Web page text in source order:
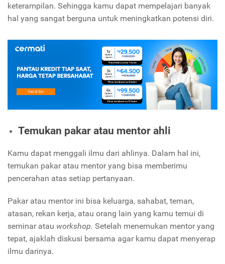
keterampilan. Sehingga kamu dapat mempelajari banyak
hal yang sangat berguna untuk meningkatkan potensi diri.
Temukan pakar atau mentor ahli
Kamu dapat menggali ilmu dari ahlinya. Dalam hal ini,
temukan pakar atau mentor yang bisa memberimu
pencerahan atas setiap pertanyaan.
Pakar atau mentor ini bisa keluarga, sahabat, teman,
atasan, rekan kerja, atau orang lain yang kamu temui di
seminar atau workshop. Setelah menemukan mentor yang
tepat, ajaklah diskusi bersama agar kamu dapat menyerap
ilmu darinya.